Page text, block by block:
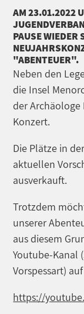
AM 23.01.2022
PAUSE WIEDER
"ABENTEUER".
Neben den
die Insel
der Archäologe
Konzert.
Die Plätze in
aktuellen
ausverkauft.
Trotzdem
unserer
aus diesem
Youtube-Kanal
Vorspessart)
https://